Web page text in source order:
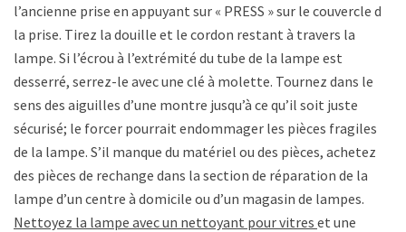
l’ancienne prise en appuyant sur « PRESS » sur le couvercle de
la prise. Tirez la douille et le cordon restant à travers la
lampe. Si l’écrou à l’extrémité du tube de la lampe est
desserré, serrez-le avec une clé à molette. Tournez dans le
sens des aiguilles d’une montre jusqu’à ce qu’il soit juste
sécurisé; le forcer pourrait endommager les pièces fragiles
de la lampe. S’il manque du matériel ou des pièces, achetez
des pièces de rechange dans la section de réparation de la
lampe d’un centre à domicile ou d’un magasin de lampes.
Nettoyez la lampe avec un nettoyant pour vitres et une